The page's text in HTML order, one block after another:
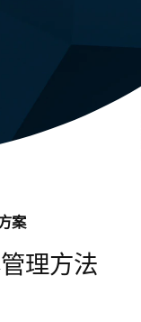
案
理方法